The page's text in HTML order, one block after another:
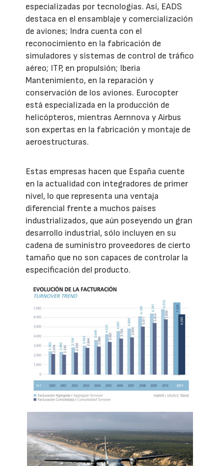
especializadas por tecnologías. Así, EADS
destaca en el ensamblaje y comercialización
de aviones; Indra cuenta con el
reconocimiento en la fabricación de
simuladores y sistemas de control de tráfico
aéreo; ITP, en propulsión; Iberia
Mantenimiento, en la reparación y
conservación de los aviones. Eurocopter
está especializada en la producción de
helicópteros, mientras Aernnova y Airbus
son expertas en la fabricación y montaje de
aeroestructuras.
Estas empresas hacen que España cuente
en la actualidad con integradores de primer
nivel, lo que representa una ventaja
diferencial frente a muchos países
industrializados, que aún poseyendo un gran
desarrollo industrial, sólo incluyen en su
cadena de suministro proveedores de cierto
tamaño que no son capaces de controlar la
especificación del producto.